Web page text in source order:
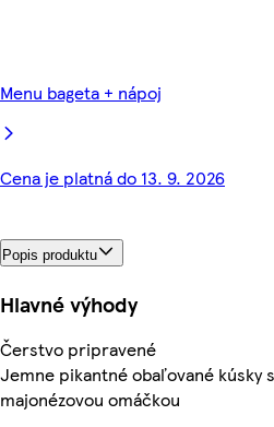
Menu bageta + nápoj
Cena je platná do 13. 9. 2026
Popis produktu
Hlavné výhody
Čerstvo pripravené
Jemne pikantné obaľované kúsky
majonézovou omáčkou